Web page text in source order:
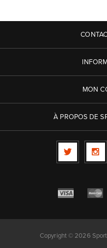
MON
À PROPOS DE
Copyright © 2026